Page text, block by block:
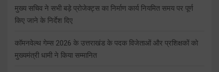
मुख्य सचिव ने सभी बड़े प्रोजेक्ट्स का निर्माण कार्य नियमित समय पर पूर्ण
किए जाने के निर्देश दिए
कॉमनवेल्थ गेम्स 2026 के उत्तराखंड के पदक विजेताओं और प्रशिक्षकों को
मुख्यमंत्री धामी ने किया सम्मानित